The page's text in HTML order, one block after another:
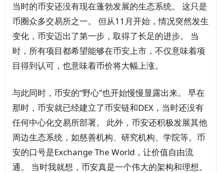
当时的币安还没有现在蓬勃发展的生态系统。 这只是
币圈众多交易所之一。 但从11月开始，情况突然发生
变化，币安迈出了第一步，取得了长足的进步。 当
时，所有项目都希望能够在币安上市，不仅意味着项
目得到认可，也意味着币价将大幅上涨。
与此同时，币安的“野心”也开始慢慢显露出来。 早在
那时，币安就已经建立了币安链和DEX，当时还没有
任何中心化交易所部署。 此外，币安还积极发展其他
周边生态系统，如慈善机构、研究机构、学院等。币
安的口号是Exchange The World，让价值自由流
通。 当时我就想，币安真是一个伟大的架构和理想。